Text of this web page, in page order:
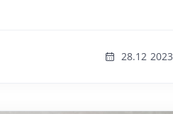
28.12 2023